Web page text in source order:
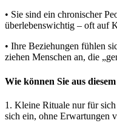
• Sie sind ein chronischer
überlebenswichtig – oft auf
• Ihre Beziehungen fühlen
ziehen Menschen an, die
Wie können Sie aus
1. Kleine Rituale nur für
sich ein, ohne Erwartungen